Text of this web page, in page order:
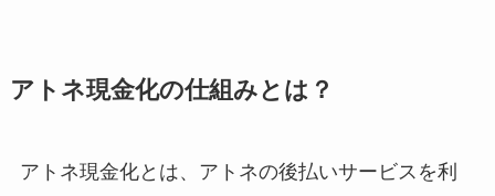
アトネ現金化の仕組みとは？
アトネ現金化とは、アトネの後払いサービスを利